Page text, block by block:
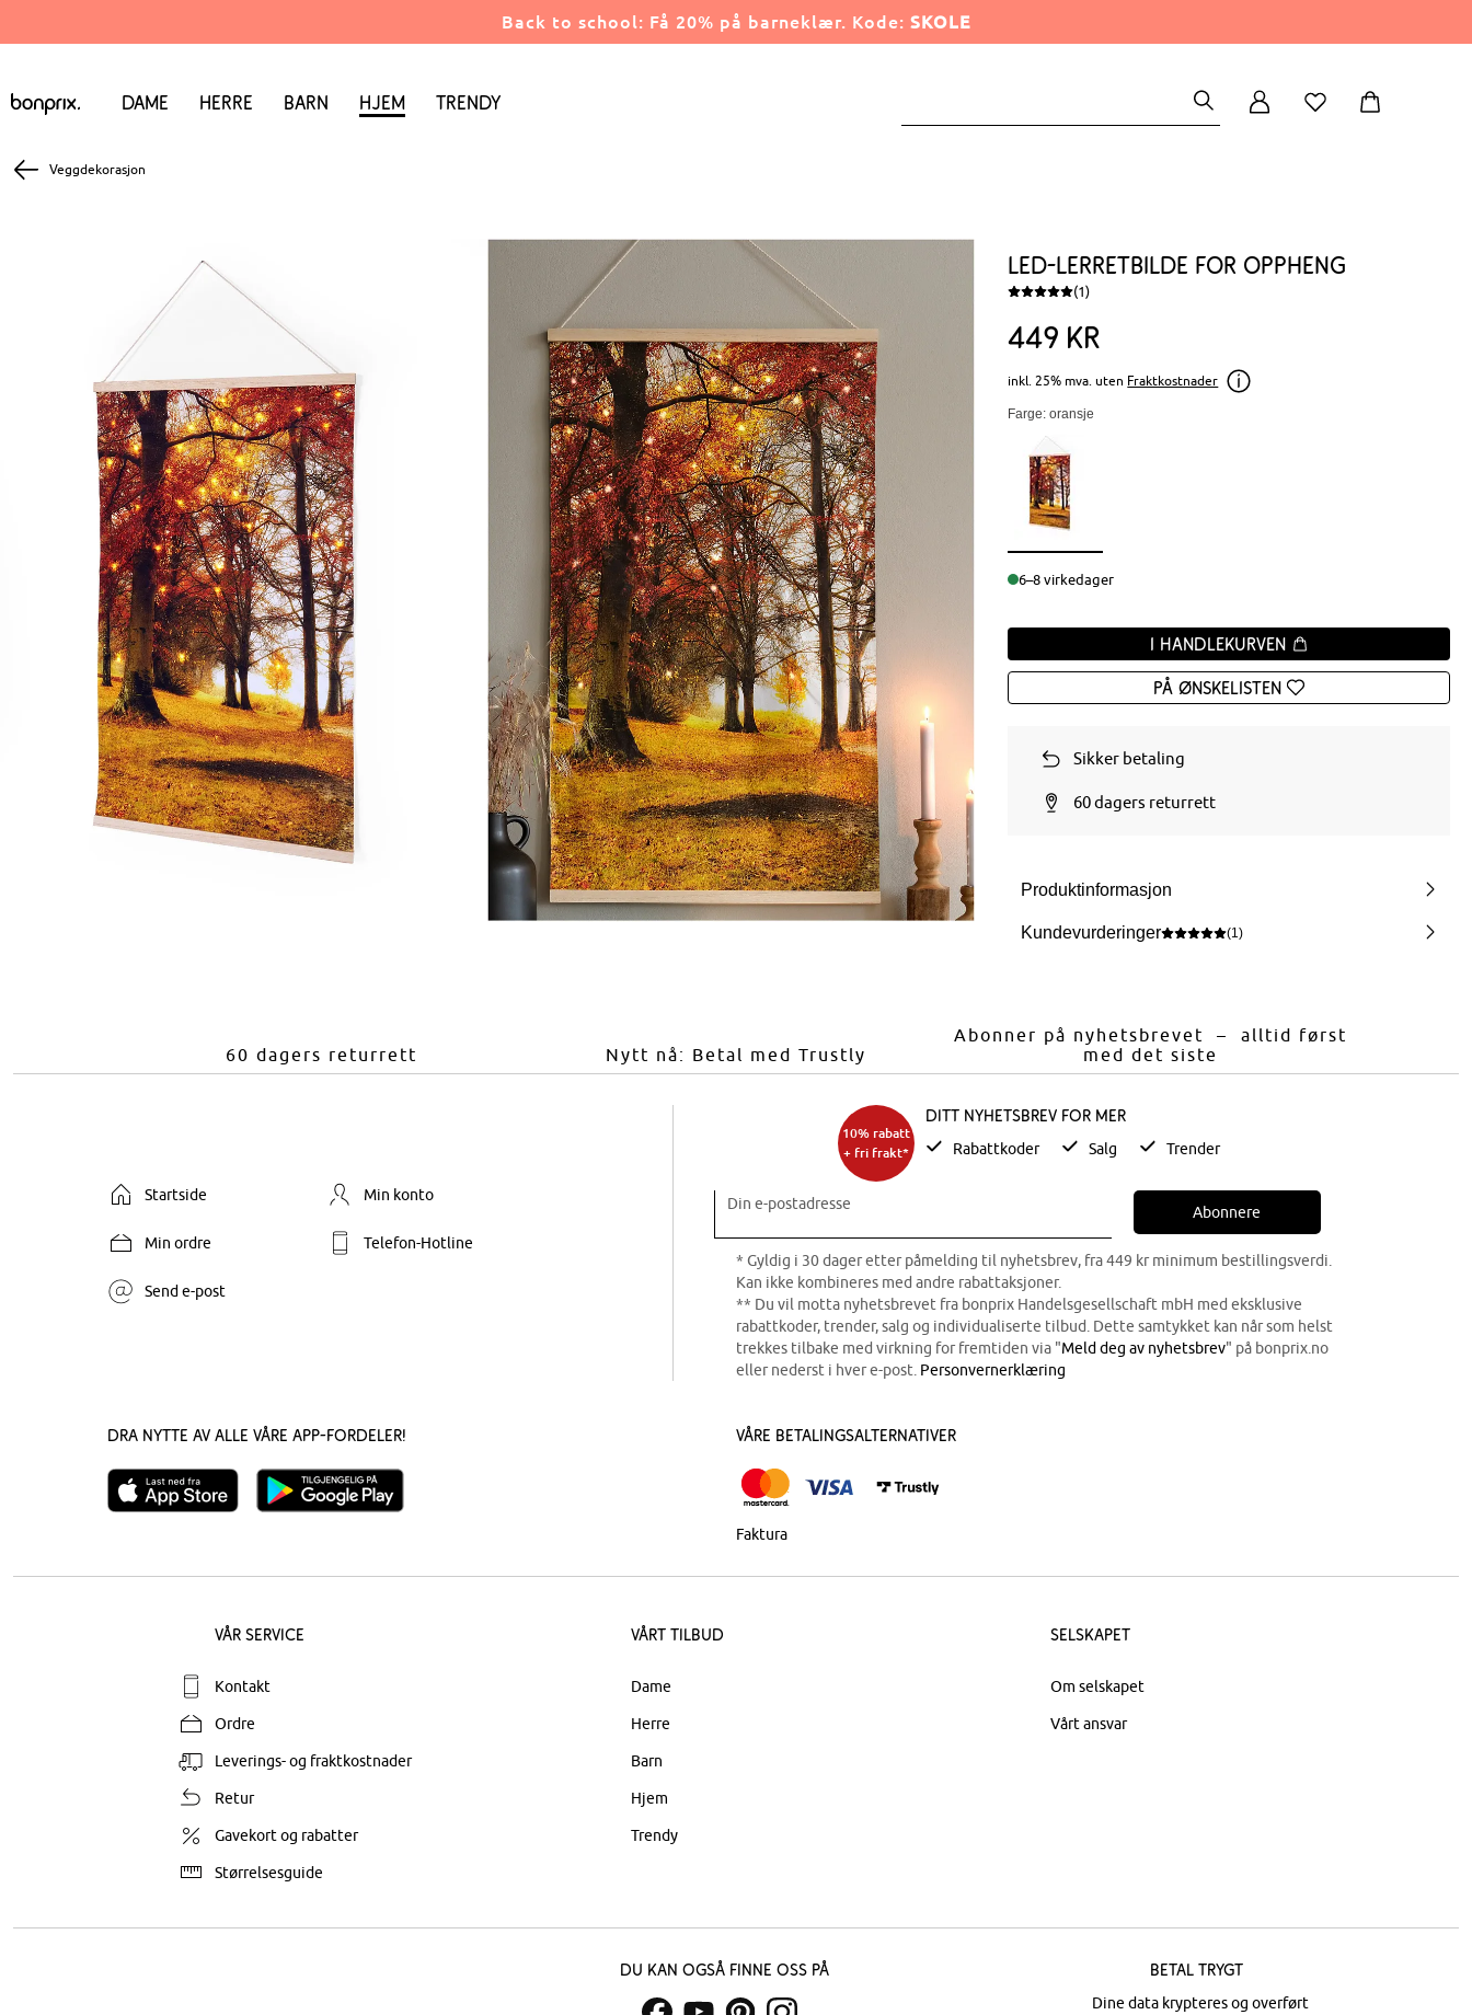
Back to school: Få 20% på barneklær. Kode: SKOLE
Dame Herre Barn Hjem Trendy
Veggdekorasjon
LED-lerretbilde for oppheng
(1)
449 kr
inkl. 25% mva. uten Fraktkostnader
Farge: oransje
6–8 virkedager
I handlekurven
På ønskelisten
Sikker betaling
60 dagers returrett
Produktinformasjon
Kundevurderinger (1)
60 dagers returrett Nytt nå: Betal med Trustly
Abonner på nyhetsbrevet – alltid først
med det siste
Startside Min konto
Min ordre Telefon-Hotline
Send e-post
10% rabatt
+ fri frakt*
Ditt nyhetsbrev for mer
Rabattkoder Salg Trender
Din e-postadresse Abonnere
* Gyldig i 30 dager etter påmelding til nyhetsbrev, fra 449 kr minimum bestillingsverdi.
Kan ikke kombineres med andre rabattaksjoner.
** Du vil motta nyhetsbrevet fra bonprix Handelsgesellschaft mbH med eksklusive
rabattkoder, trender, salg og individualiserte tilbud. Dette samtykket kan når som helst
trekkes tilbake med virkning for fremtiden via "Meld deg av nyhetsbrev" på bonprix.no
eller nederst i hver e-post. Personvernerklæring
Dra nytte av alle våre app-fordeler! Våre betalingsalternativer
Faktura
Vår service
Kontakt
Ordre
Leverings- og fraktkostnader
Retur
Gavekort og rabatter
Størrelsesguide
Vårt tilbud
Dame
Herre
Barn
Hjem
Trendy
Selskapet
Om selskapet
Vårt ansvar
Du kan også finne oss på Betal trygt
Dine data krypteres og overført